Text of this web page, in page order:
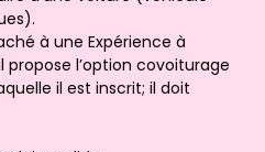
à une Expérience à
propose l’option covoiturage
il est inscrit; il doit